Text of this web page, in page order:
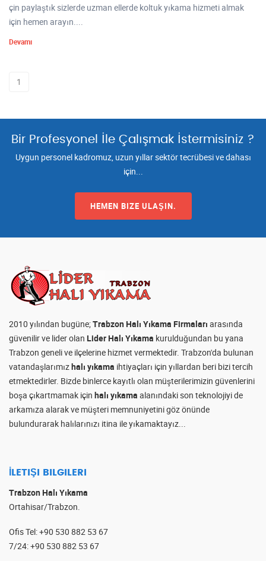
çin paylaştık sizlerde uzman ellerde koltuk yıkama hizmeti almak
için hemen arayın....
Devamı
1
Bir Profesyonel İle Çalışmak İstermisiniz ?
Uygun personel kadromuz, uzun yıllar sektör tecrübesi ve dahası
için...
HEMEN BIZE ULAŞIN.
2010 yılından bugüne;Trabzon Halı Yıkama Firmaları arasında
güvenilir ve lider olan Lider Halı Yıkama kurulduğundan bu yana
Trabzon geneli ve ilçelerine hizmet vermektedir. Trabzon'da bulunan
vatandaşlarımızhalı yıkama ihtiyaçları için yıllardan beri bizi tercih
etmektedirler. Bizde binlerce kayıtlı olan müşterilerimizin güvenlerini
boşa çıkartmamak için halı yıkama alanındaki son teknolojiyi de
arkamıza alarak ve müşteri memnuniyetini göz önünde
bulundurarak halılarınızı itina ile yıkamaktayız...
İLETIŞI BILGILERI
Trabzon Halı Yıkama
Ortahisar/Trabzon.
Ofis Tel:+90 530 882 53 67
7/24:+90 530 882 53 67